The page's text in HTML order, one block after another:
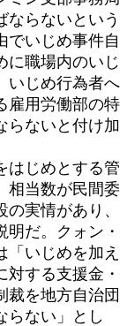
ならないという
でいじめ事件自
に職場内のいじ
いじめ行為者へ
雇用労働部の特
らないと付け加
はじめとする管
相当数が民間委
実情があり、
だ。クォン・
いじめを加え
する支援金・
裁を地方自治団
らない」とし